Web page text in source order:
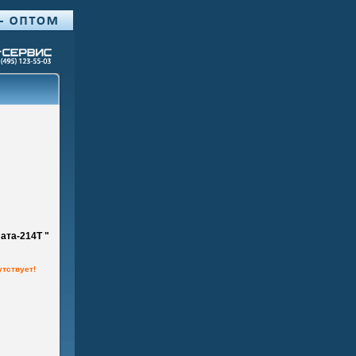
214Т "